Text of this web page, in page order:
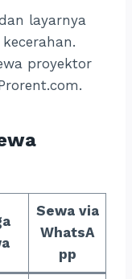
layarnya
proyektor
Sewa via
WhatsA
pp